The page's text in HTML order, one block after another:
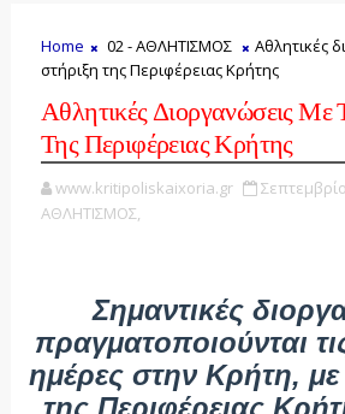
Home 02 - ΑΘΛΗΤΙΣΜΟΣ
Αθλητικές
στήριξη της Περιφέρειας Κρήτης
Αθλητικές Διοργανώσεις Με
Της Περιφέρειας Κρήτης
www.kritipoliskaixoria.gr
ΑΘΛΗΤΙΣΜΟΣ,
Σημαντικές
πραγματοποιούνται
ημέρες στην Κρήτη, με